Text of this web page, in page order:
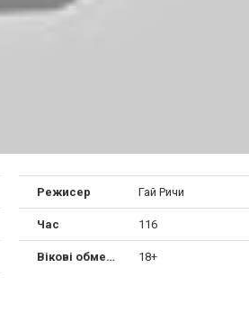
Режисер Гай Ричи
Час 116
Вікові обмеження 18+